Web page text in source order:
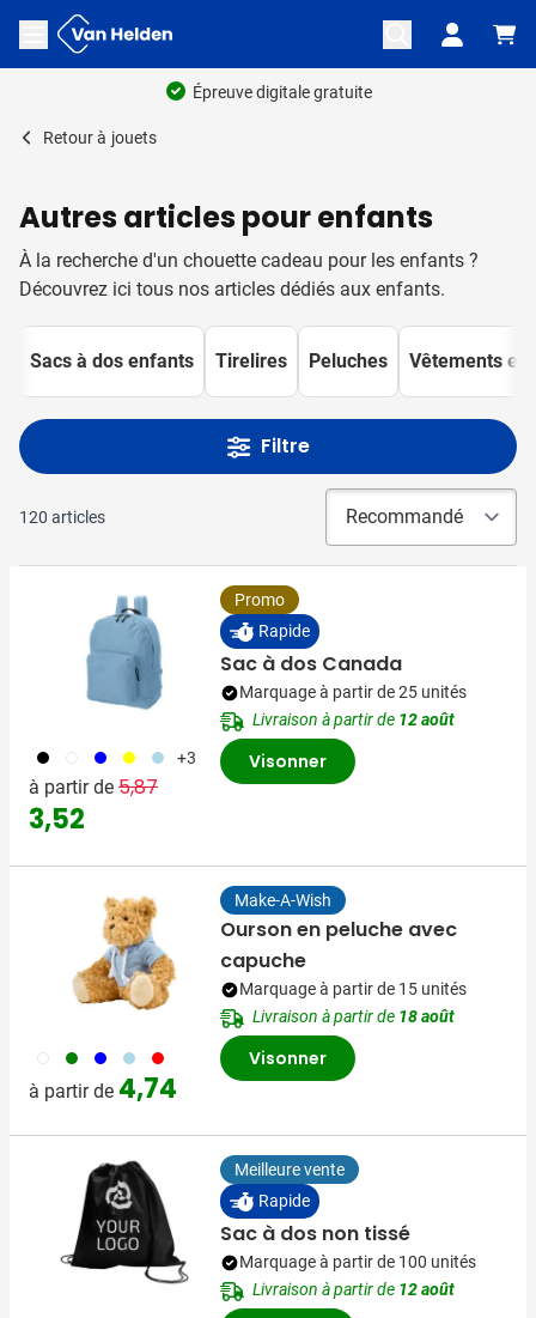
Aller au contenu
Ouvrir le menu
Retour à jouets
Autres articles pour enfants
À la recherche d'un chouette cadeau pour les enfants ?
Découvrez ici tous nos articles dédiés aux enfants.
Sacs à dos enfants Tirelires Peluches Vêtements
Filtre
120 articles
001 002 005 006 018 +3
à partir de Prix normal
5,87 Prix spécial
3,52
Promo
Rapide
Sac à dos Canada
Marquage à partir de 25 unités
Livraison à partir de 12 août
Visonner
002 004 005 018 008
à partir de 4,74
Make-A-Wish
Ourson en peluche avec
capuche
Marquage à partir de 15 unités
Livraison à partir de 18 août
Visonner
Meilleure vente
Rapide
Sac à dos non tissé
Marquage à partir de 100 unités
Livraison à partir de 12 août